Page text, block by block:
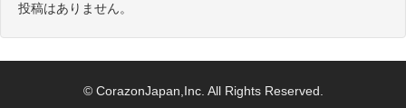
投稿はありません。
© CorazonJapan,Inc. All Rights Reserved.